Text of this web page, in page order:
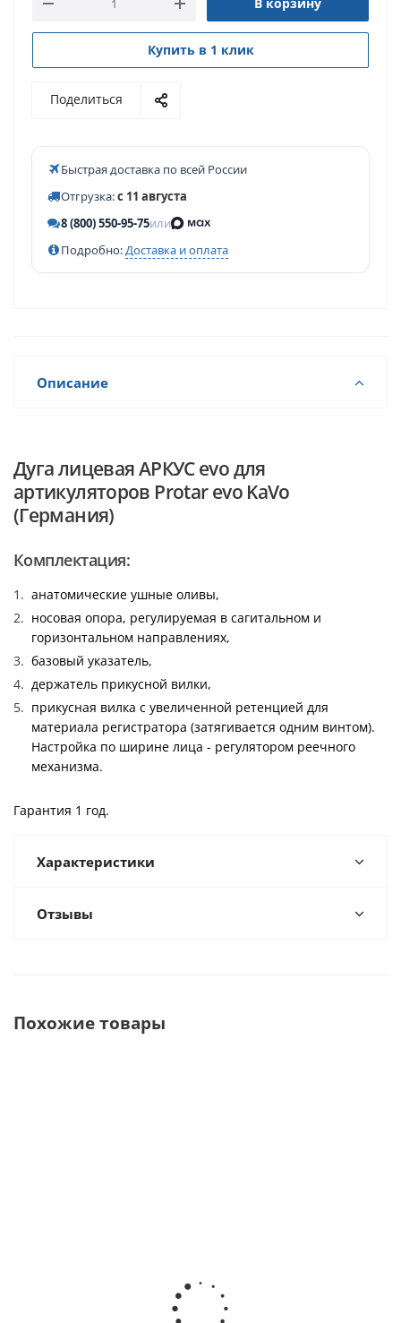
Купить в 1 клик
Поделиться
Быстрая доставка по всей России
Отгрузка:с 11 августа
8 (800) 550-95-75или
Подробно:Доставка и оплата
Описание
Дуга лицевая АРКУС evo для
артикуляторов Protar evo KaVo
(Германия)
Комплектация:
анатомические ушные оливы,
носовая опора, регулируемая в сагитальном и
горизонтальном направлениях,
базовый указатель,
держатель прикусной вилки,
прикусная вилка с увеличенной ретенцией для
материала регистратора (затягивается одним винтом).
Настройка по ширине лица - регулятором реечного
механизма.
Гарантия 1 год.
Характеристики
Отзывы
Похожие товары
для артикуляторов
"Индивидуальный"
STRATOS 100/300 ·